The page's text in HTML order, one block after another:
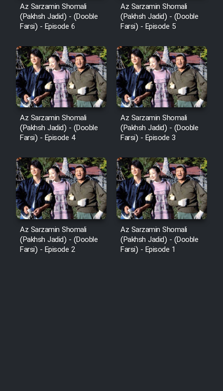
Az Sarzamin Shomali
(Pakhsh Jadid) - (Dooble
Farsi) - Episode 6
Az Sarzamin Shomali
(Pakhsh Jadid) - (Dooble
Farsi) - Episode 5
Az Sarzamin Shomali
(Pakhsh Jadid) - (Dooble
Farsi) - Episode 4
Az Sarzamin Shomali
(Pakhsh Jadid) - (Dooble
Farsi) - Episode 3
Az Sarzamin Shomali
(Pakhsh Jadid) - (Dooble
Farsi) - Episode 2
Az Sarzamin Shomali
(Pakhsh Jadid) - (Dooble
Farsi) - Episode 1